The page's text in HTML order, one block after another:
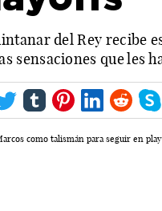
del Rey recibe
sensaciones que les